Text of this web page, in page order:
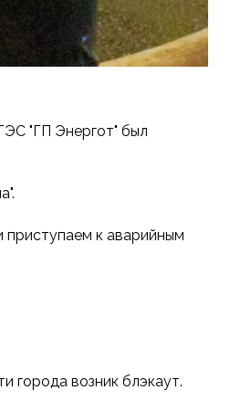
"ГП Энергот" был
приступаем к аварийным
города возник блэкаут.